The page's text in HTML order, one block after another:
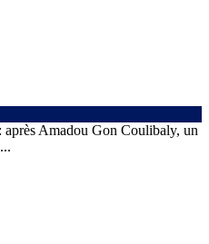
après Amadou Gon Coulibaly, un